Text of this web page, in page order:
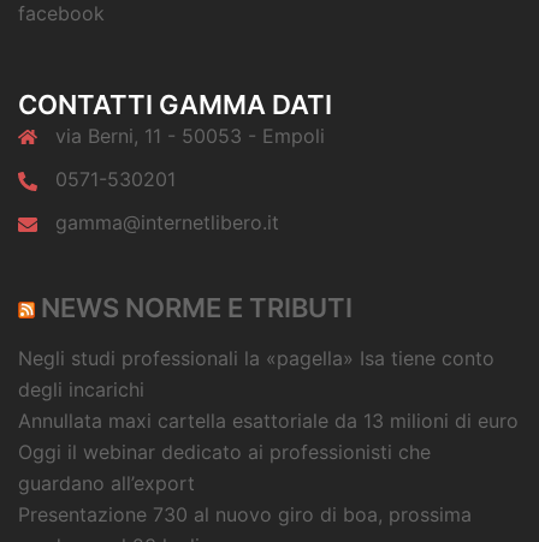
facebook
CONTATTI GAMMA DATI
via Berni, 11 - 50053 - Empoli
0571-530201
gamma@internetlibero.it
NEWS NORME E TRIBUTI
Negli studi professionali la «pagella» Isa tiene conto
degli incarichi
Annullata maxi cartella esattoriale da 13 milioni di euro
Oggi il webinar dedicato ai professionisti che
guardano all’export
Presentazione 730 al nuovo giro di boa, prossima